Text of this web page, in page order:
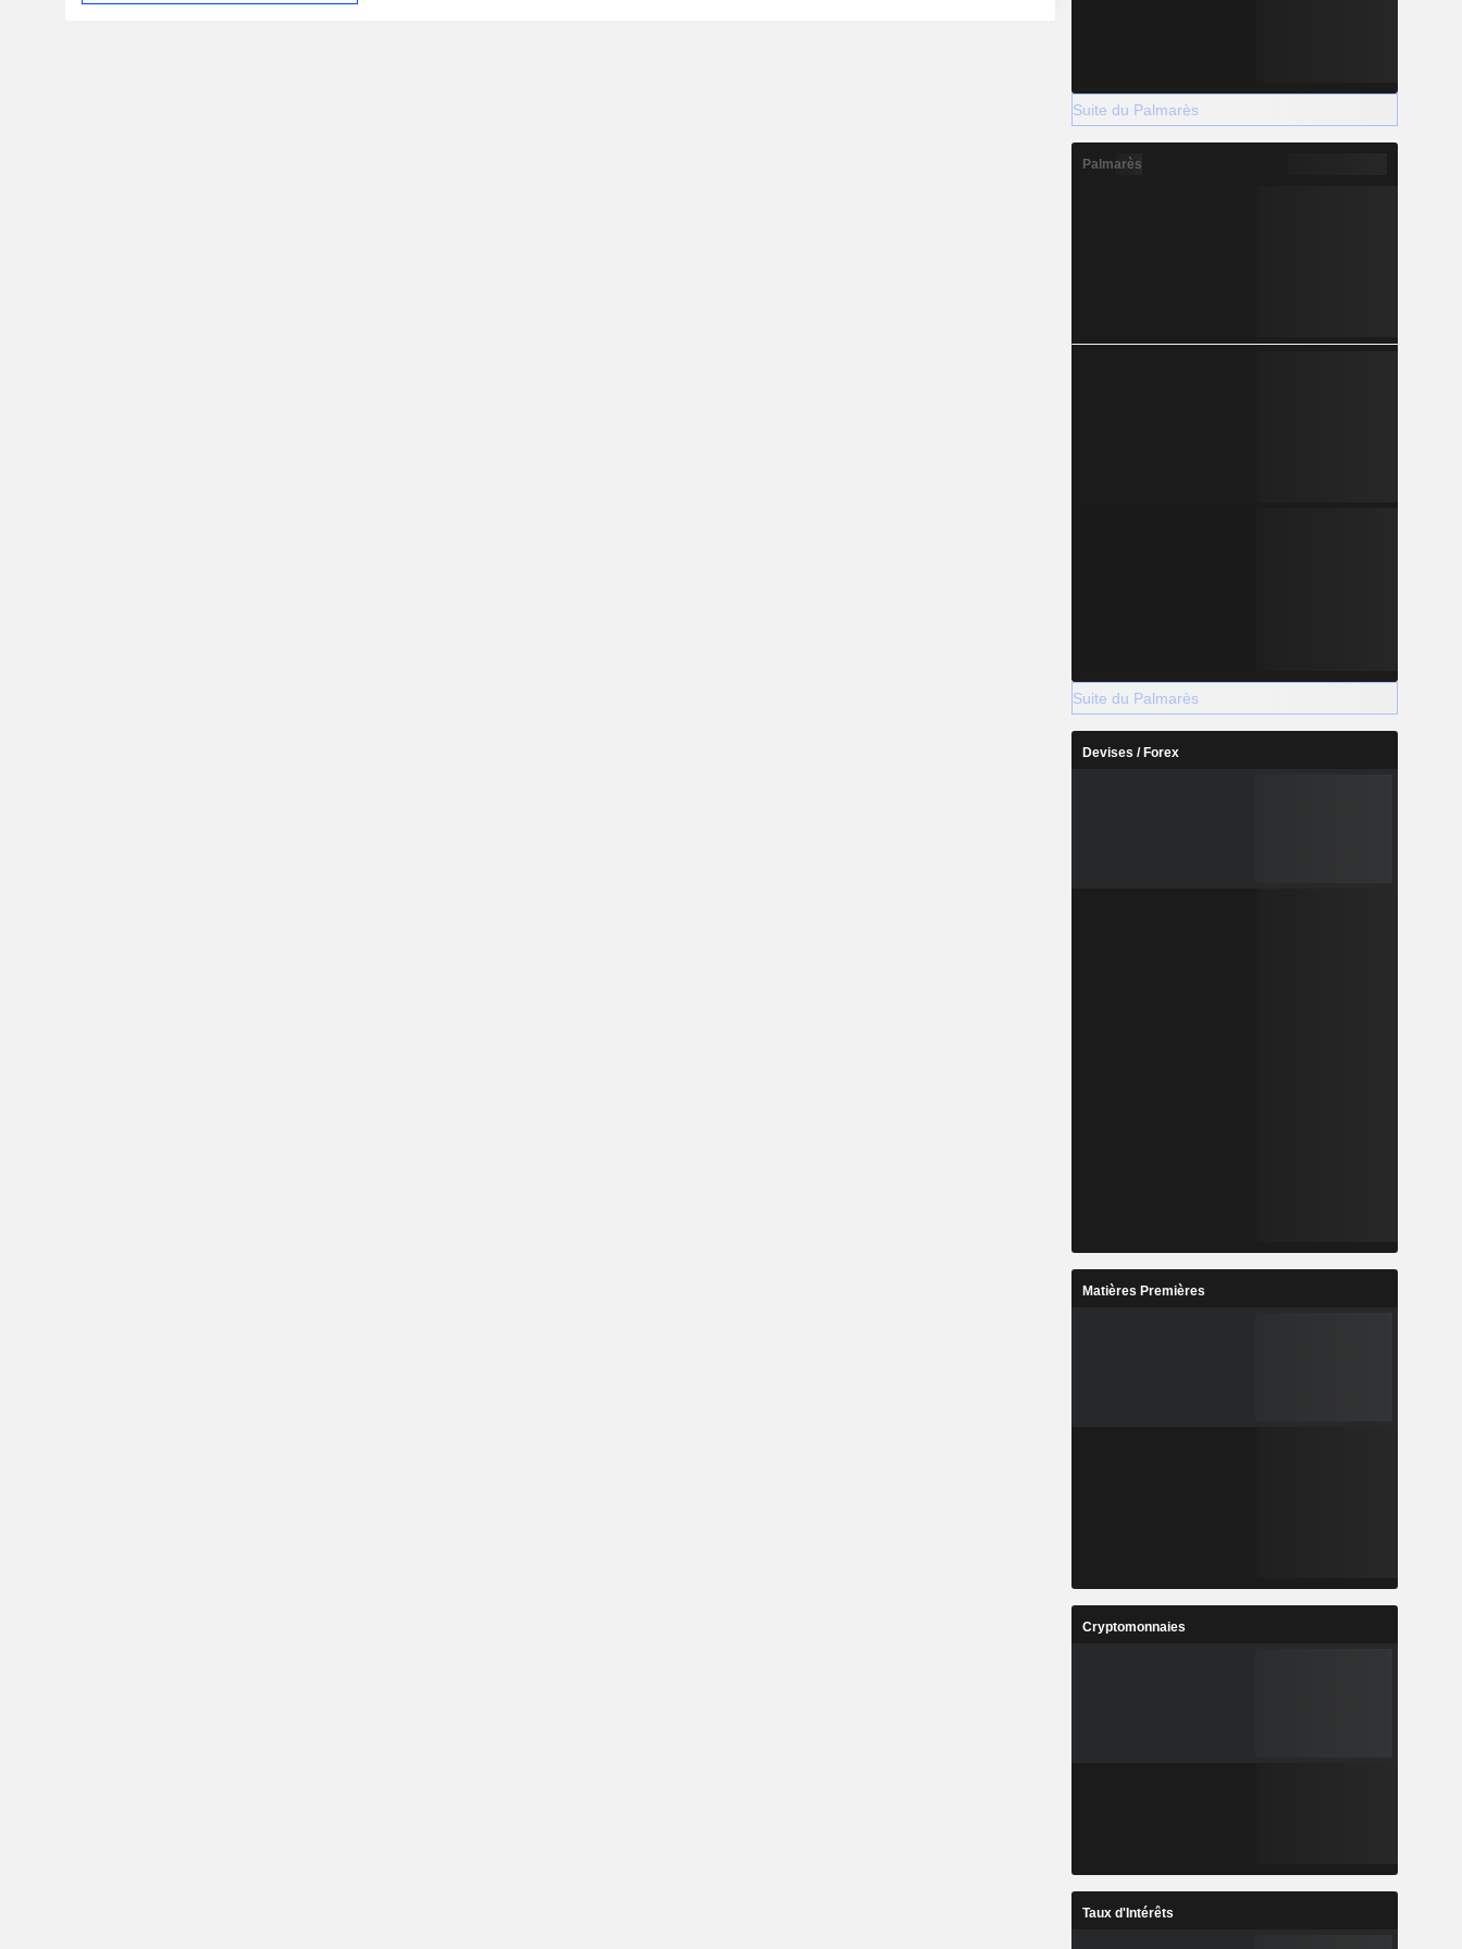
Suite du Palmarès
Palmarès
Suite du Palmarès
Devises / Forex
Matières Premières
Cryptomonnaies
Taux d'Intérêts